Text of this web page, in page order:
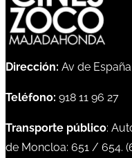
Dirección: Av de
Teléfono: 918 11 96 27
Transporte público:
de Moncloa: 651 / 654. (